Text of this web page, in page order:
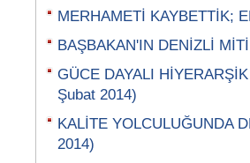
MERHAMETİ KAYBETTİK;
BAŞBAKAN'IN DENİZLİ
GÜCE DAYALI
Şubat 2014)
KALİTE YOLCULUĞUNDA
2014)